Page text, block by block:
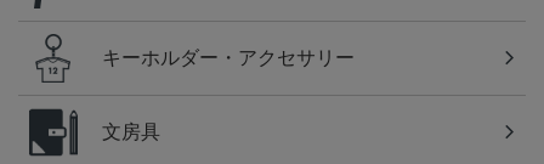
キーホルダー・アクセサリー
文房具